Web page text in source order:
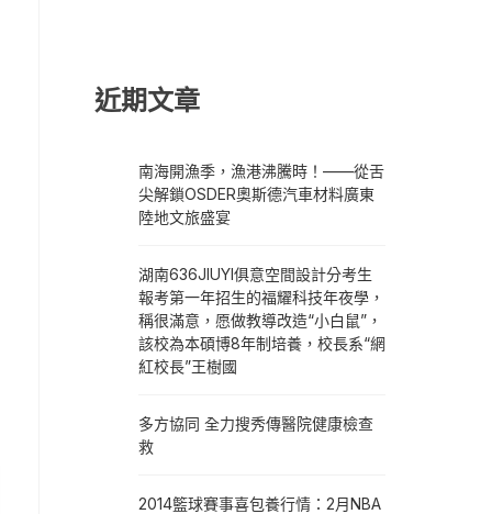
近期文章
南海開漁季，漁港沸騰時！——從舌
尖解鎖OSDER奧斯德汽車材料廣東
陸地文旅盛宴
湖南636JIUYI俱意空間設計分考生
報考第一年招生的福耀科技年夜學，
稱很滿意，愿做教導改造“小白鼠”，
該校為本碩博8年制培養，校長系“網
紅校長”王樹國
多方協同 全力搜秀傳醫院健康檢查
救
2014籃球賽事喜包養行情：2月NBA